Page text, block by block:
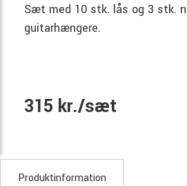
Sæt med 10 stk. lås og 3 stk.
guitarhængere.
315 kr./sæt
Produktinformation